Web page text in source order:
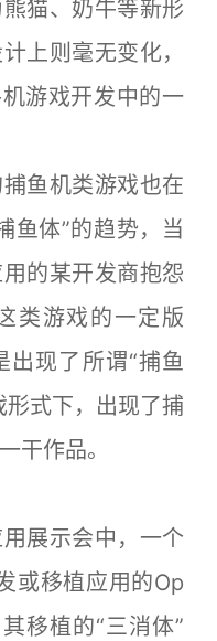
猫、奶牛等新形
上则毫无变化，
游戏开发中的一
鱼机类游戏也在
鱼体”的趋势，当
的某开发商抱怨
类游戏的一定版
现了所谓“捕鱼
式下，出现了捕
干作品。
展示会中，一个
或移植应用的Op
移植的“三消体”